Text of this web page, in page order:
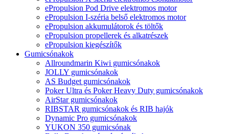
ePropulsion Pod Drive elektromos motor
ePropulsion I-széria belső elektromos motor
ePropulsion akkumulátorok és töltők
ePropulsion propellerek és alkatrészek
ePropulsion kiegészítők
Gumicsónakok
Allroundmarin Kiwi gumicsónakok
JOLLY gumicsónakok
AS Budget gumicsónakok
Poker Ultra és Poker Heavy Duty gumicsónakok
AirStar gumicsónakok
RIBSTAR gumicsónakok és RIB hajók
Dynamic Pro gumicsónakok
YUKON 350 gumicsónak